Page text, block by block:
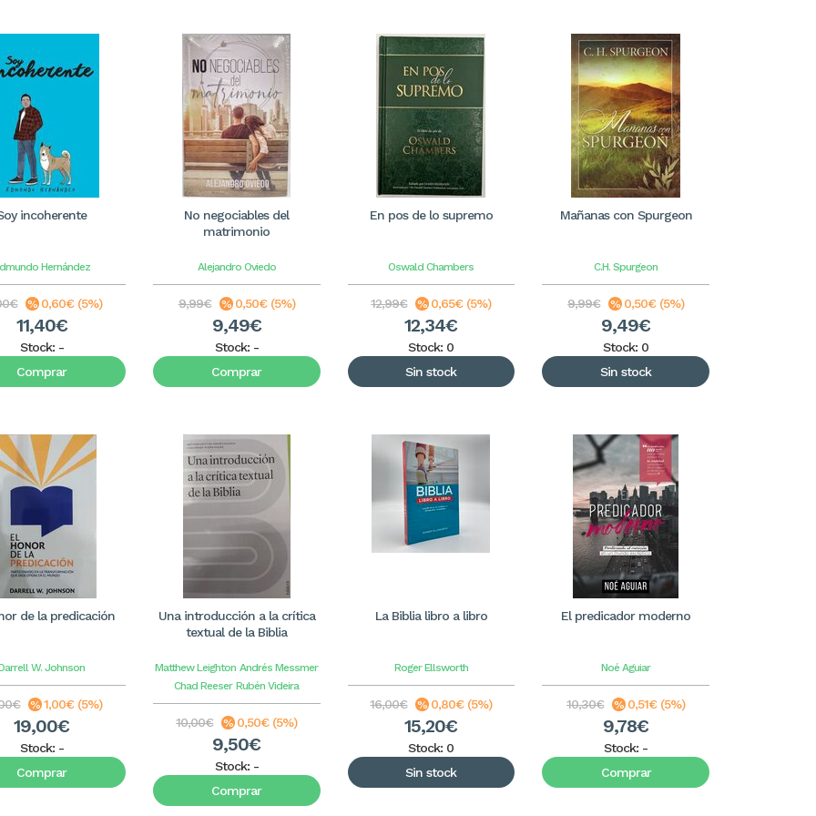
incoherente
Hernández
0,60€ (5%)
11,40€
Stock: -
Comprar
No negociables del
matrimonio
Alejandro Oviedo
9,99€ 0,50€ (5%)
9,49€
Stock: -
Comprar
En pos de lo supremo
Oswald Chambers
12,99€ 0,65€ (5%)
12,34€
Stock: 0
Sin stock
Mañanas con Spurgeon
C.H. Spurgeon
9,99€ 0,50€ (5%)
9,49€
Stock: 0
Sin stock
de la predicación
W. Johnson
1,00€ (5%)
19,00€
Stock: -
Comprar
Una introducción a la crítica
textual de la Biblia
Matthew Leighton Andrés Messmer
Chad Reeser Rubén Videira
10,00€ 0,50€ (5%)
9,50€
Stock: -
Comprar
La Biblia libro a libro
Roger Ellsworth
16,00€ 0,80€ (5%)
15,20€
Stock: 0
Sin stock
El predicador moderno
Noé Aguiar
10,30€ 0,51€ (5%)
9,78€
Stock: -
Comprar